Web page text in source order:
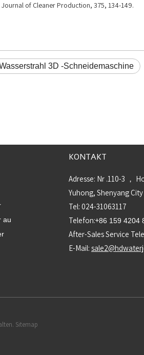
of Cleaner Production, 375, 134-149.
3D -Schneidemaschine
au
KONTAKT
Adresse: Nr .110-3 ，
Yuhong, Shenyang City
Tel: 024-31063117
Telefon:+86 159 4204
After-Sales Service
E-Mail:
Sitemap